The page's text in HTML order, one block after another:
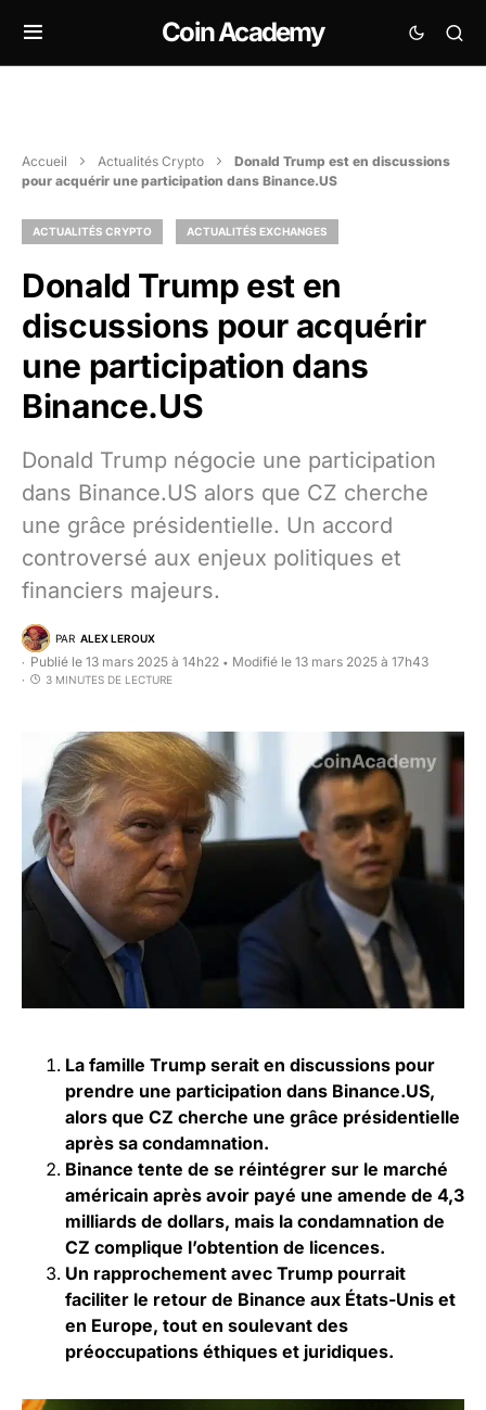
Coin Academy
Accueil Actualités Crypto
Donald Trump est en discussions
pour acquérir une participation dans Binance​.US
ACTUALITÉS CRYPTO ACTUALITÉS EXCHANGES
Donald Trump est en
discussions pour acquérir
une participation dans
Binance​.US
Donald Trump négocie une participation
dans Binance.US alors que CZ cherche
une grâce présidentielle. Un accord
controversé aux enjeux politiques et
financiers majeurs.
PAR ALEX LEROUX
Publié le 13 mars 2025 à 14h22 • Modifié le 13 mars 2025 à 17h43
3 MINUTES DE LECTURE
La famille Trump serait en discussions pour
prendre une participation dans Binance.US,
alors que CZ cherche une grâce présidentielle
après sa condamnation.
Binance tente de se réintégrer sur le marché
américain après avoir payé une amende de 4,3
milliards de dollars, mais la condamnation de
CZ complique l’obtention de licences.
Un rapprochement avec Trump pourrait
faciliter le retour de Binance aux États-Unis et
en Europe, tout en soulevant des
préoccupations éthiques et juridiques.